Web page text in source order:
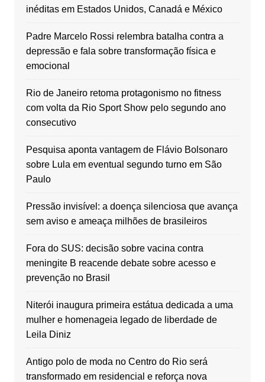
inéditas em Estados Unidos, Canadá e México
Padre Marcelo Rossi relembra batalha contra a
depressão e fala sobre transformação física e
emocional
Rio de Janeiro retoma protagonismo no fitness
com volta da Rio Sport Show pelo segundo ano
consecutivo
Pesquisa aponta vantagem de Flávio Bolsonaro
sobre Lula em eventual segundo turno em São
Paulo
Pressão invisível: a doença silenciosa que avança
sem aviso e ameaça milhões de brasileiros
Fora do SUS: decisão sobre vacina contra
meningite B reacende debate sobre acesso e
prevenção no Brasil
Niterói inaugura primeira estátua dedicada a uma
mulher e homenageia legado de liberdade de
Leila Diniz
Antigo polo de moda no Centro do Rio será
transformado em residencial e reforça nova